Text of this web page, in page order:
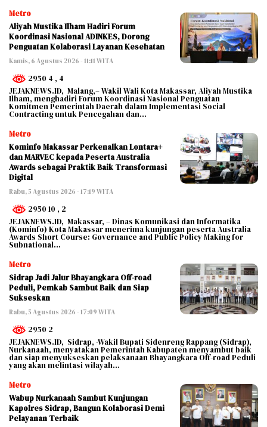
Metro
Aliyah Mustika Ilham Hadiri Forum
Koordinasi Nasional ADINKES, Dorong
Penguatan Kolaborasi Layanan Kesehatan
Kamis, 6 Agustus 2026 - 11:11 WITA
2950 4 , 4
JEJAKNEWS.ID, Malang,– Wakil Wali Kota Makassar, Aliyah Mustika
Ilham, menghadiri Forum Koordinasi Nasional Penguatan
Komitmen Pemerintah Daerah dalam Implementasi Social
Contracting untuk Pencegahan dan…
Metro
Kominfo Makassar Perkenalkan Lontara+
dan MARVEC kepada Peserta Australia
Awards sebagai Praktik Baik Transformasi
Digital
Rabu, 5 Agustus 2026 - 17:19 WITA
2950 10 , 2
JEJAKNEWS.ID, Makassar, – Dinas Komunikasi dan Informatika
(Kominfo) Kota Makassar menerima kunjungan peserta Australia
Awards Short Course: Governance and Public Policy Making for
Subnational…
Metro
Sidrap Jadi Jalur Bhayangkara Off-road
Peduli, Pemkab Sambut Baik dan Siap
Sukseskan
Rabu, 5 Agustus 2026 - 17:09 WITA
2950 2
JEJAKNEWS.ID, Sidrap, -Wakil Bupati Sidenreng Rappang (Sidrap),
Nurkanaah, menyatakan Pemerintah Kabupaten menyambut baik
dan siap menyukseskan pelaksanaan Bhayangkara Off-road Peduli
yang akan melintasi wilayah…
Metro
Wabup Nurkanaah Sambut Kunjungan
Kapolres Sidrap, Bangun Kolaborasi Demi
Pelayanan Terbaik